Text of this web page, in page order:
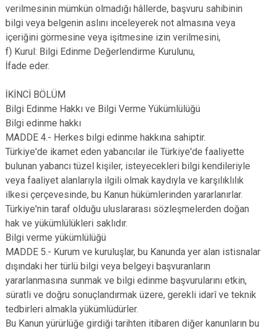
verilmesinin mümkün olmadığı hâllerde, başvuru sahibinin
bilgi veya belgenin aslını inceleyerek not almasına veya
içeriğini görmesine veya işitmesine izin verilmesini,
f) Kurul: Bilgi Edinme Değerlendirme Kurulunu,
İfade eder.
İKİNCİ BÖLÜM
Bilgi Edinme Hakkı ve Bilgi Verme Yükümlülüğü
Bilgi edinme hakkı
MADDE 4.- Herkes bilgi edinme hakkına sahiptir.
Türkiye'de ikamet eden yabancılar ile Türkiye'de faaliyette
bulunan yabancı tüzel kişiler, isteyecekleri bilgi kendileriyle
veya faaliyet alanlarıyla ilgili olmak kaydıyla ve karşılıklılık
ilkesi çerçevesinde, bu Kanun hükümlerinden yararlanırlar.
Türkiye'nin taraf olduğu uluslararası sözleşmelerden doğan
hak ve yükümlülükleri saklıdır.
Bilgi verme yükümlülüğü
MADDE 5.- Kurum ve kuruluşlar, bu Kanunda yer alan istisnalar
dışındaki her türlü bilgi veya belgeyi başvuranların
yararlanmasına sunmak ve bilgi edinme başvurularını etkin,
süratli ve doğru sonuçlandırmak üzere, gerekli idarî ve teknik
tedbirleri almakla yükümlüdürler.
Bu Kanun yürürlüğe girdiği tarihten itibaren diğer kanunların bu